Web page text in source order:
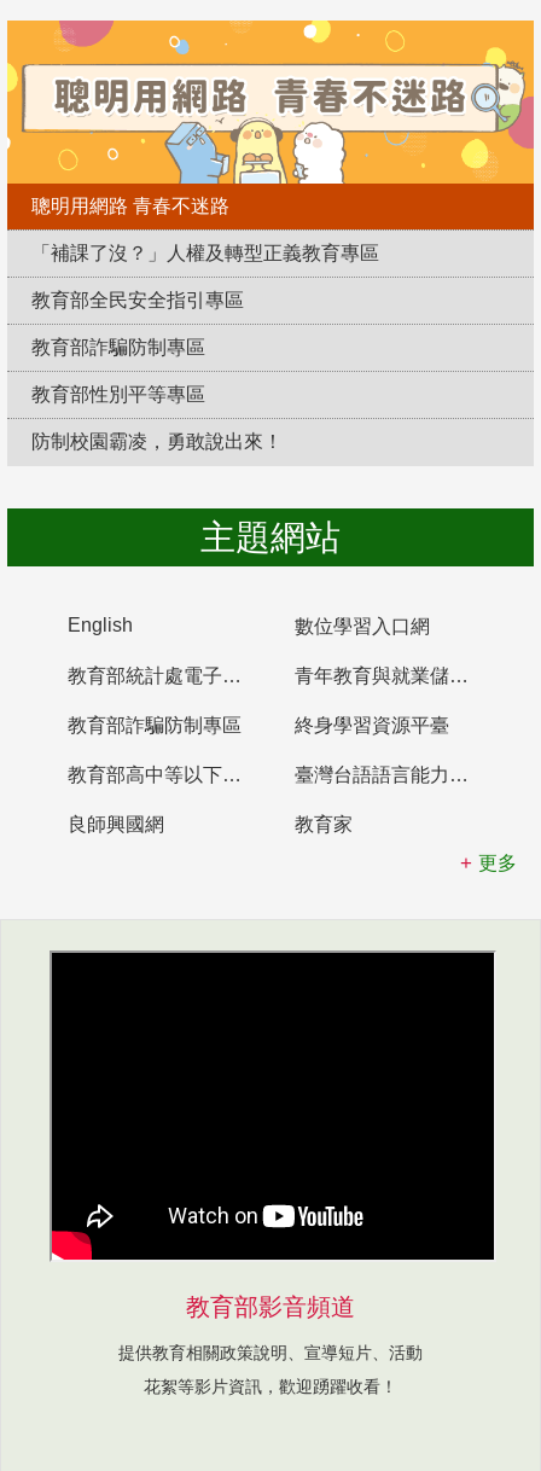
聰明用網路 青春不迷路
「補課了沒？」人權及轉型正義教育專區
教育部全民安全指引專區
教育部詐騙防制專區
教育部性別平等專區
防制校園霸凌，勇敢說出來！
主題網站
English 數位學習入口網
教育部統計處電子書櫃 青年教育與就業儲蓄帳戶
教育部詐騙防制專區 終身學習資源平臺
教育部高中等以下學校及幼兒園教師資格檢定考試 臺灣台語語言能力認證網站
良師興國網
教育家
更多
教育部影音頻道
提供教育相關政策說明、宣導短片、活動
花絮等影片資訊，歡迎踴躍收看！